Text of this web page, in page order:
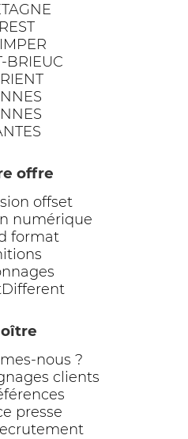
BRIEUC
offre
offset
numérique
format
nous ?
clients
presse